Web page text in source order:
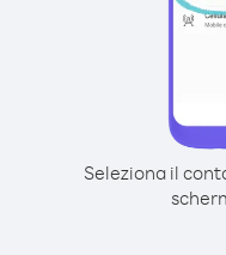
Seleziona il